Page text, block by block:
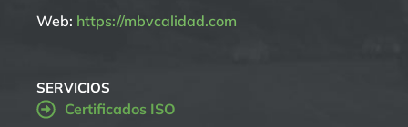
Web: https://mbvcalidad.com
SERVICIOS
Certificados ISO